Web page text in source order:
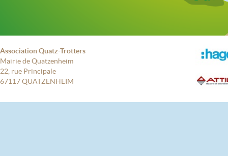
Association Quatz-Trotters
Mairie de Quatzenheim
22, rue Principale
67117 QUATZENHEIM